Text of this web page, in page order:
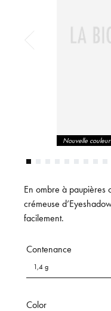
Nouvelle
En ombre à paupières
crémeuse
facilement.
Contenance
1,4 g
Color